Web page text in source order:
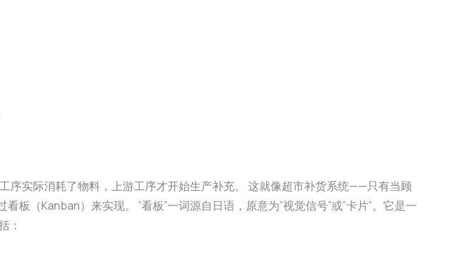
序实际消耗了物料，上游工序才开始生产补充。 这就像超市补货系统——只有当顾
（Kanban）来实现。 ”看板”一词源自日语，原意为”视觉信号”或”卡片”。它是一
：